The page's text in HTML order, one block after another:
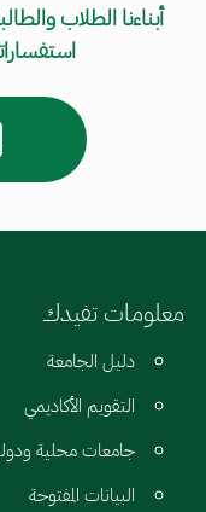
أبناءنا الطلاب
معلومات تفيدك
دليل الجامعة
التقويم الأكاديمي
جامعات محلية
البيانات المفتوحة